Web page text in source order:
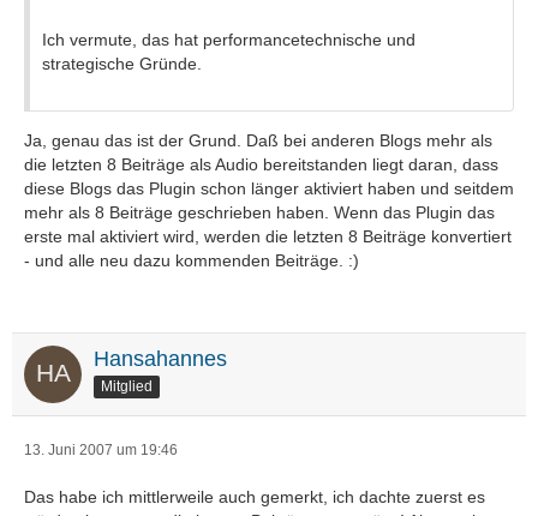
Ich vermute, das hat performancetechnische und
strategische Gründe.
Ja, genau das ist der Grund. Daß bei anderen Blogs mehr als
die letzten 8 Beiträge als Audio bereitstanden liegt daran, dass
diese Blogs das Plugin schon länger aktiviert haben und seitdem
mehr als 8 Beiträge geschrieben haben. Wenn das Plugin das
erste mal aktiviert wird, werden die letzten 8 Beiträge konvertiert
- und alle neu dazu kommenden Beiträge. :)
Hansahannes
Mitglied
13. Juni 2007 um 19:46
Das habe ich mittlerweile auch gemerkt, ich dachte zuerst es